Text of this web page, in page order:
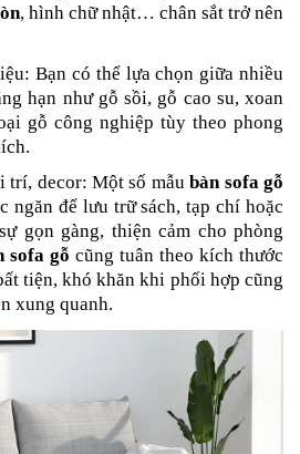
, hình chữ nhật… chân sắt trở nên
Bạn có thể lựa chọn giữa nhiều
hạn như gỗ sồi, gỗ cao su, xoan
gỗ công nghiệp tùy theo phong
trí, decor: Một số mẫu bàn sofa gỗ
ngăn để lưu trữ sách, tạp chí hoặc
gọn gàng, thiện cảm cho phòng
sofa gỗ cũng tuân theo kích thước
tiện, khó khăn khi phối hợp cũng
xung quanh.